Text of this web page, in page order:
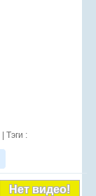
| Тэги :
Нет видео!